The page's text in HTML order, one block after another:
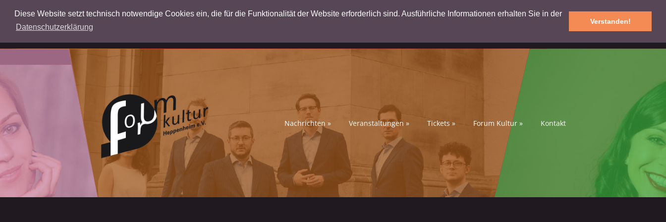
Diese Website setzt technisch notwendige Cookies ein, die für die Funktionalität der Website erforderlich sind. Ausführliche Informationen erhalten Sie in der
Datenschutzerklärung
Verstanden!
Nachrichten » Veranstaltungen » Tickets » Forum Kultur » Kontakt